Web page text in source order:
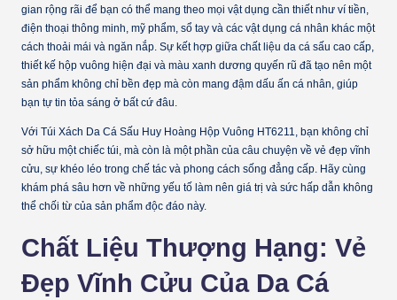
gian rộng rãi để bạn có thể mang theo mọi vật dụng cần thiết như ví tiền,
điện thoại thông minh, mỹ phẩm, sổ tay và các vật dụng cá nhân khác một
cách thoải mái và ngăn nắp. Sự kết hợp giữa chất liệu da cá sấu cao cấp,
thiết kế hộp vuông hiện đại và màu xanh dương quyến rũ đã tạo nên một
sản phẩm không chỉ bền đẹp mà còn mang đậm dấu ấn cá nhân, giúp
bạn tự tin tỏa sáng ở bất cứ đâu.
Với Túi Xách Da Cá Sấu Huy Hoàng Hộp Vuông HT6211, bạn không chỉ
sở hữu một chiếc túi, mà còn là một phần của câu chuyện về vẻ đẹp vĩnh
cửu, sự khéo léo trong chế tác và phong cách sống đẳng cấp. Hãy cùng
khám phá sâu hơn về những yếu tố làm nên giá trị và sức hấp dẫn không
thể chối từ của sản phẩm độc đáo này.
Chất Liệu Thượng Hạng: Vẻ
Đẹp Vĩnh Cửu Của Da Cá